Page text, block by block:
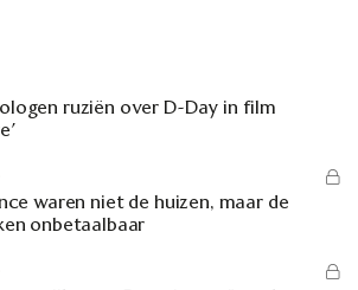
ruziën over D-Day in film
waren niet de huizen, maar de
onbetaalbaar